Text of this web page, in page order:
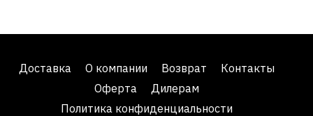
Доставка О компании Возврат
Контакты
Оферта
Дилерам
Политика конфиденциальности